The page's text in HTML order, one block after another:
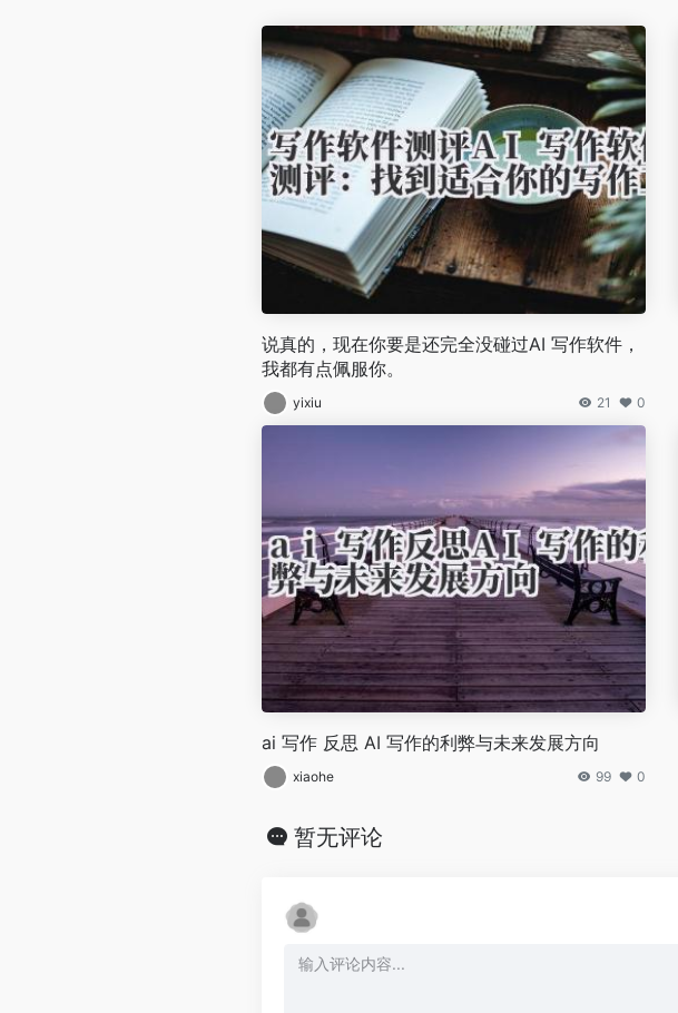
说真的，现在你要是还完全没碰过AI 写作软件，
我都有点佩服你。
yixiu 21 0
ai 写作 反思 AI 写作的利弊与未来发展方向
xiaohe 99 0
暂无评论